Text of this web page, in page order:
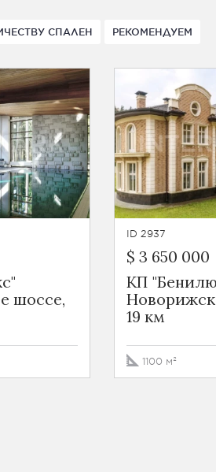
СПАЛЕН РЕКОМЕНДУЕМ
шоссе,
ID 2937
$ 3 650 000
КП
19 км
1100 м²